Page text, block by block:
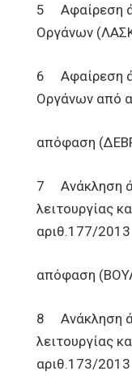
5 Αφαίρεση
Οργάνων
6 Αφαίρεση
Οργάνων από
απόφαση
7 Ανάκληση
λειτουργίας
αριθ.177/2013
απόφαση
8 Ανάκληση
λειτουργίας
αριθ.173/2013